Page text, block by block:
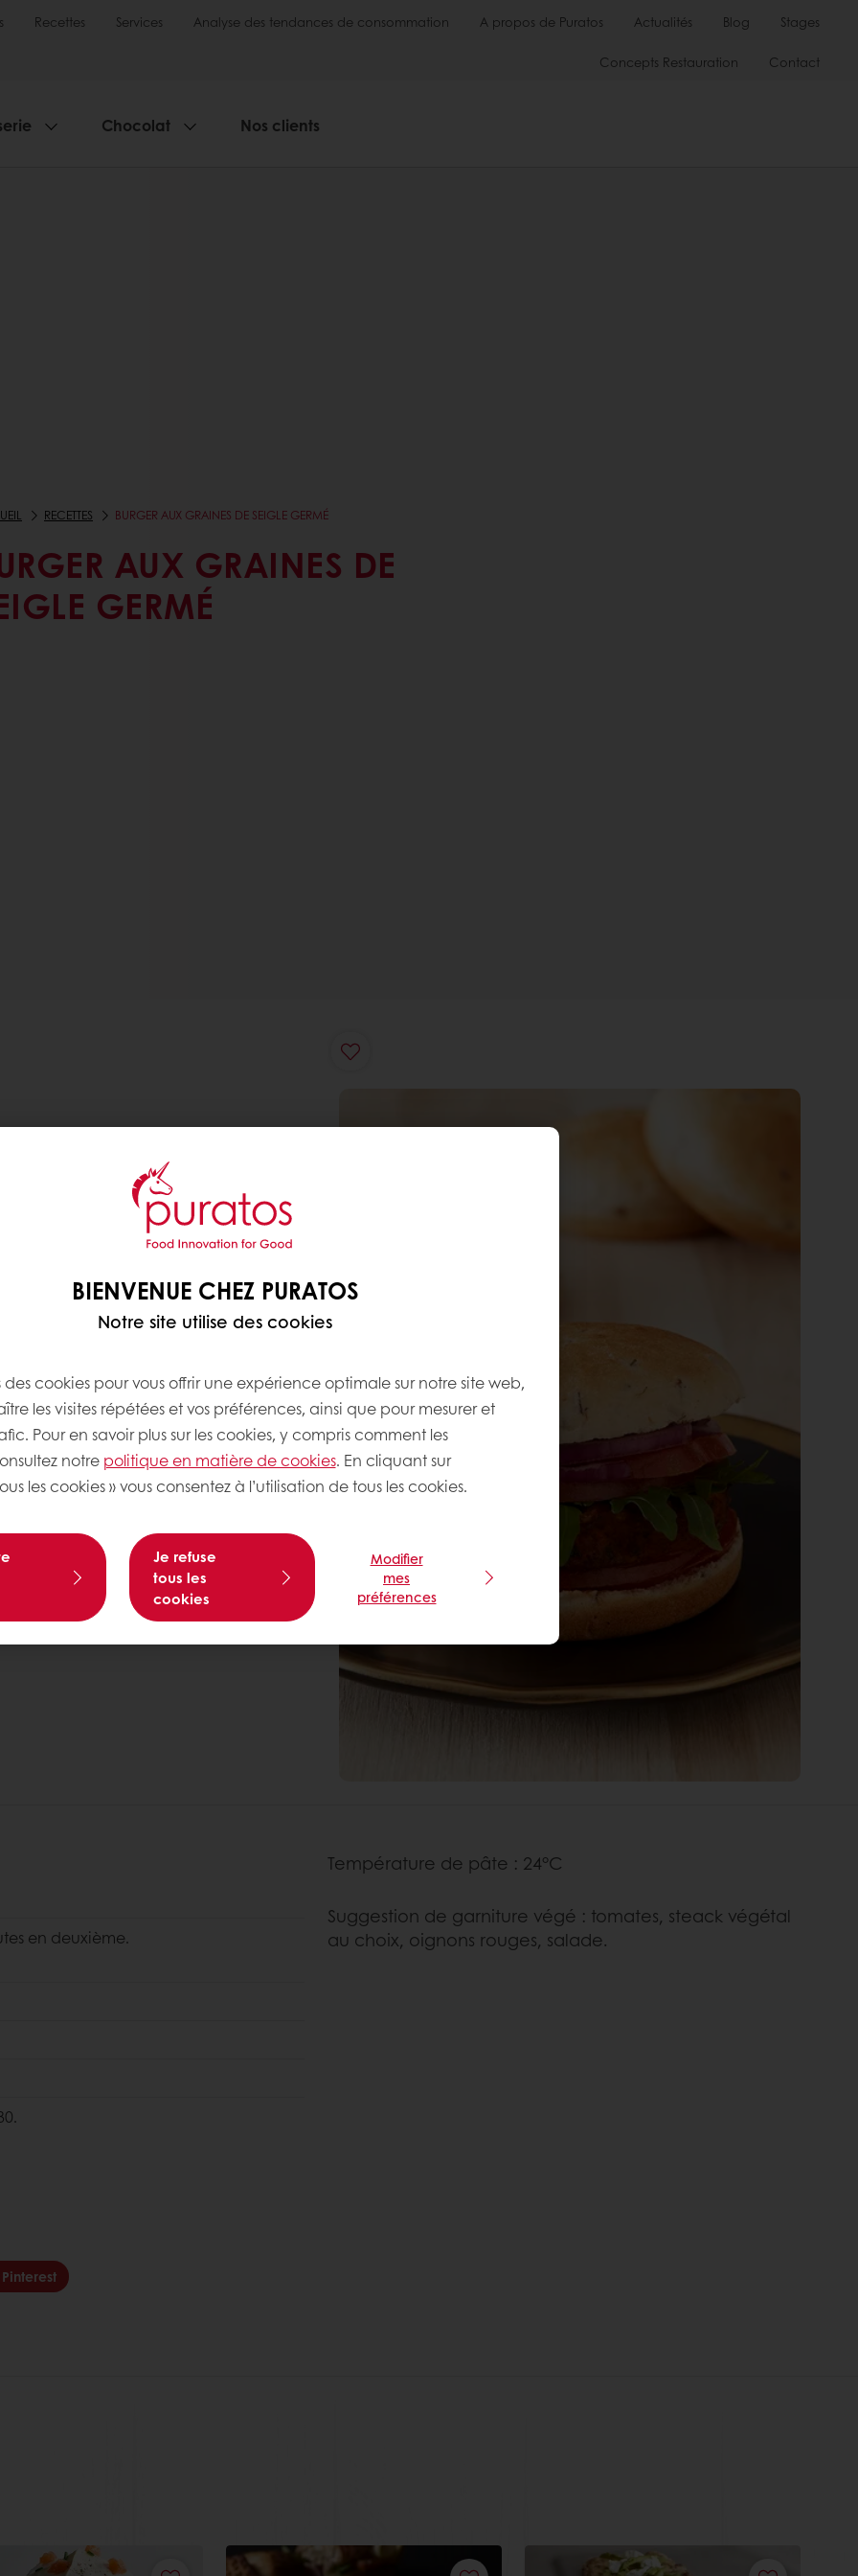
Recettes Services Analyse des tendances de consommation A propos de Puratos Actualités Blog Stages
Concepts Restauration Contact
Chocolat Nos clients
RECETTES BURGER AUX GRAINES DE SEIGLE GERMÉ
AUX GRAINES DE
GERMÉ
en deuxième.
Pinterest
Température de pâte : 24°C
Suggestion de garniture végé : tomates, steack végétal
au choix, oignons rouges, salade.
BIENVENUE CHEZ PURATOS
Notre site utilise des cookies
des cookies pour vous offrir une expérience optimale sur notre site web,
les visites répétées et vos préférences, ainsi que pour mesurer et
Pour en savoir plus sur les cookies, y compris comment les
notre politique en matière de cookies. En cliquant sur
les cookies » vous consentez à l’utilisation de tous les cookies.
Je refuse
tous les
cookies
Modifier
mes
préférences